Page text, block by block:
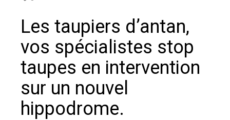
Les taupiers d’antan,
vos spécialistes stop
taupes en intervention
sur un nouvel
hippodrome.